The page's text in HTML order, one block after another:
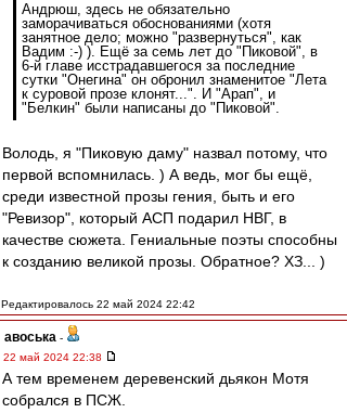
Андрюш, здесь не обязательно
заморачиваться обоснованиями (хотя
занятное дело; можно "развернуться", как
Вадим :-) ). Ещё за семь лет до "Пиковой", в
6-й главе исстрадавшегося за последние
сутки "Онегина" он обронил знаменитое "Лета
к суровой прозе клонят...". И "Арап", и
"Белкин" были написаны до "Пиковой".
Володь, я "Пиковую даму" назвал потому, что
первой вспомнилась. ) А ведь, мог бы ещё,
среди известной прозы гения, быть и его
"Ревизор", который АСП подарил НВГ, в
качестве сюжета. Гениальные поэты способны
к созданию великой прозы. Обратное? ХЗ... )
Редактировалось 22 май 2024 22:42
авоська -
22 май 2024 22:38
А тем временем деревенский дьякон Мотя
собрался в ПСЖ.